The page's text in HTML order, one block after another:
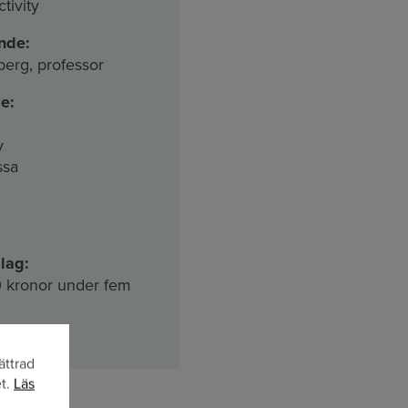
professor
under fem
Läs